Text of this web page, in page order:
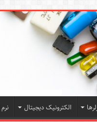
الکترونیک دیجیتال